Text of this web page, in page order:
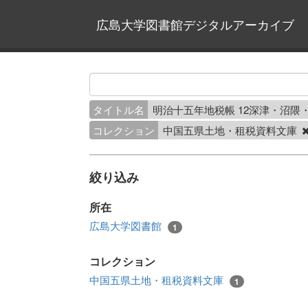
広島大学図書館デジタルアーカイブ
タイトル名
明治十五年地税帳 12深津・沼隈
コレクション
中国五県土地・租税資料文庫
絞り込み
所在
広島大学図書館 1
コレクション
中国五県土地・租税資料文庫 1